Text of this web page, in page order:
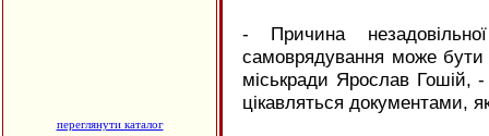
переглянути каталог
- Причина
самоврядування може
міськради Ярослав
цікавляться документами,